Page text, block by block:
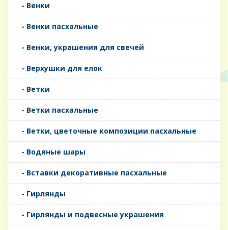
- Венки
- Венки пасхальные
- Венки, украшения для свечей
- Верхушки для елок
- Ветки
- Ветки пасхальные
- Ветки, цветочные композиции пасхальные
- Водяные шары
- Вставки декоративные пасхальные
- Гирлянды
- Гирлянды и подвесные украшения